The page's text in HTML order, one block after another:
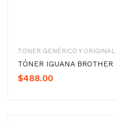
TONER GENÉRICO Y ORIGINAL
TÓNER IGUANA
$488.00